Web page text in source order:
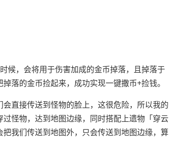
候，会将用于伤害加成的金币掉落，且掉落于
落的金币捡起来，成功实现一键撒币+捡钱。
直接传送到怪物的脸上，这很危险，所以我的
怪物，达到地图边缘，同时搭配上遗物「穿云
我们传送到地图外，只会传送到地图边缘，算